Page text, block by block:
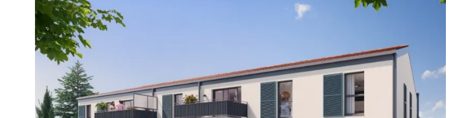
rare et contactez-nous dès aujourd’hui pour plus d’informations ou
pour organiser une visite. Remise de 8 000€ pour un T2 / 15 000€
pour un T3 / 20 000€ pour un T4 / 25 000€ pour un T5 + frais de
notaire offerts Copropriété de 28 lots Estimatif charges annuelles
de copropriété : 1000€ (n'étant qu'un estimatif ce montant est
suceptible de changer) Honoraires charge vendeur.